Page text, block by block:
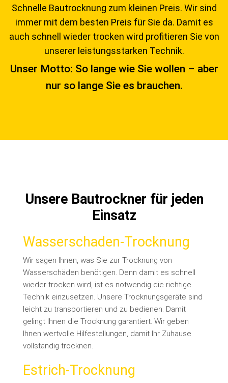
Schnelle Bautrocknung zum kleinen Preis. Wir sind
immer mit dem besten Preis für Sie da. Damit es
auch schnell wieder trocken wird profitieren Sie von
unserer leistungsstarken Technik.
Unser Motto: So lange wie Sie wollen – aber
nur so lange Sie es brauchen.
Unsere Bautrockner für jeden
Einsatz
Wasserschaden-Trocknung
Wir sagen Ihnen, was Sie zur Trocknung von
Wasserschäden benötigen. Denn damit es schnell
wieder trocken wird, ist es notwendig die richtige
Technik einzusetzen. Unsere Trocknungsgeräte sind
leicht zu transportieren und zu bedienen. Damit
gelingt Ihnen die Trocknung garantiert. Wir geben
Ihnen wertvolle Hilfestellungen, damit Ihr Zuhause
vollständig trocknen.
Estrich-Trocknung